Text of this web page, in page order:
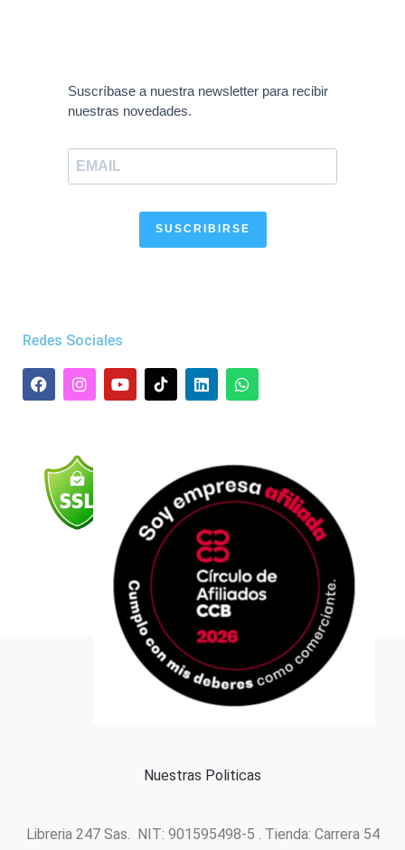
Suscríbase a nuestra newsletter para recibir
nuestras novedades.
SUSCRIBIRSE
Redes Sociales
F
a
o
k
I
n
g
r
a
m
Y
o
L
i
i
n
W
h
p
p
Formas de pago
Nuestras Politicas
Libreria 247 Sas. NIT: 901595498-5 . Tienda: Carrera 54